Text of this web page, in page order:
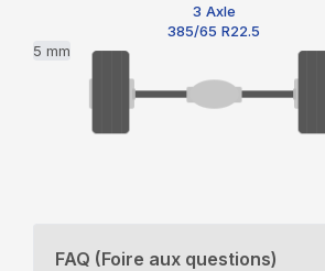
3 Axle
385/65 R22.5
5 mm
FAQ (Foire aux questions)